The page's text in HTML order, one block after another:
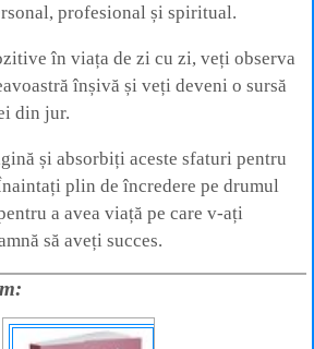
profesional și spiritual.
în viața de zi cu zi, veți observa
înșivă și veți deveni o sursă
din jur.
și absorbiți aceste sfaturi pentru
plin de încredere pe drumul
a avea viață pe care v-ați
să aveți succes.